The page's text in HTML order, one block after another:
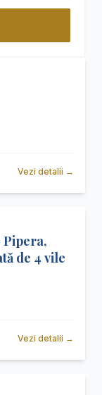
Vezi detalii →
de 4 vile
Vezi detalii →